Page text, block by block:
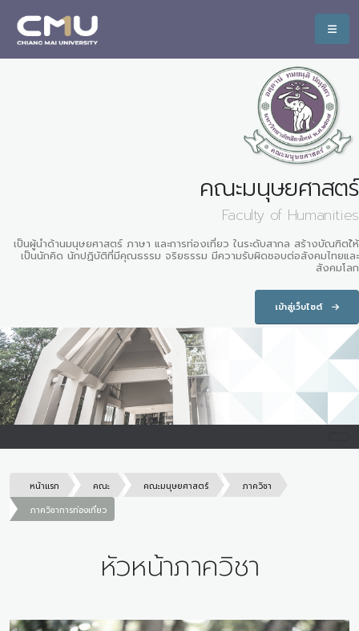
คณะมนุษยศาสตร์
Faculty of Humanities
เป็นผู้นำด้านมนุษยศาสตร์ ภาษา และการท่องเที่ยว ในระดับสากล สร้างบัณฑิตใ้ห้
เป็นนักคิด นักปฏิบัติที่มีคุณธรรม จริยธรรม มีความรับผิดชอบต่อสังคมไทยและ
สังคมโลก
เข้าสู่เว็บไซต์
หน้าแรก คณะ คณะมนุษยศาสตร์
ภาควิชา
ภาควิชาการท่องเที่ยว
หัวหน้าภาควิชา